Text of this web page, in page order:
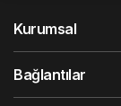
Kurumsal
Bağlantılar